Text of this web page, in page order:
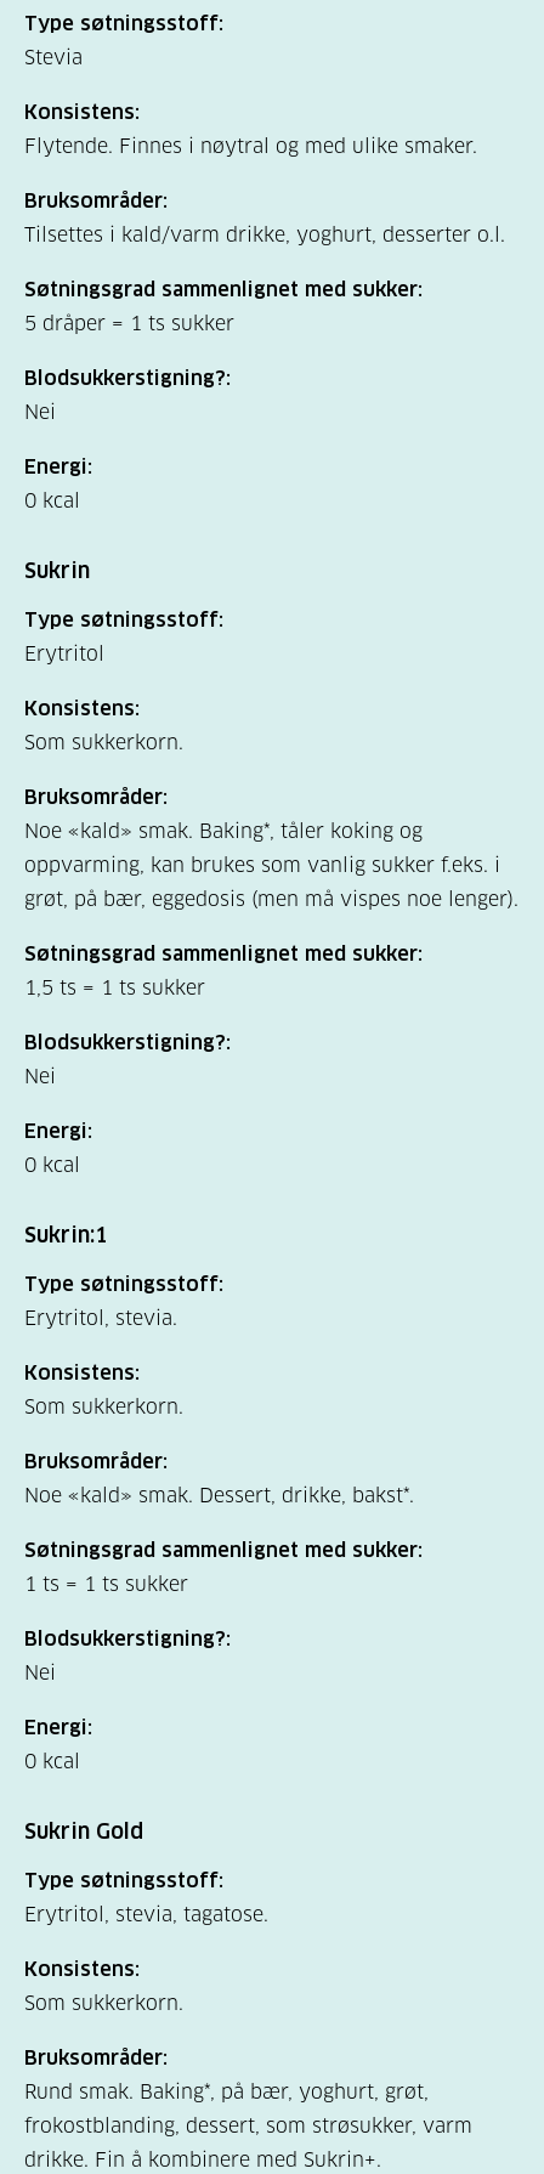
Type søtningsstoff:
Stevia
Konsistens:
Flytende. Finnes i nøytral og med ulike smaker.
Bruksområder:
Tilsettes i kald/varm drikke, yoghurt, desserter o.l.
Søtningsgrad sammenlignet med sukker:
5 dråper = 1 ts sukker
Blodsukkerstigning?:
Nei
Energi:
0 kcal
Sukrin
Type søtningsstoff:
Erytritol
Konsistens:
Som sukkerkorn.
Bruksområder:
Noe «kald» smak. Baking*, tåler koking og
oppvarming, kan brukes som vanlig sukker f.eks. i
grøt, på bær, eggedosis (men må vispes noe lenger).
Søtningsgrad sammenlignet med sukker:
1,5 ts = 1 ts sukker
Blodsukkerstigning?:
Nei
Energi:
0 kcal
Sukrin:1
Type søtningsstoff:
Erytritol, stevia.
Konsistens:
Som sukkerkorn.
Bruksområder:
Noe «kald» smak. Dessert, drikke, bakst*.
Søtningsgrad sammenlignet med sukker:
1 ts = 1 ts sukker
Blodsukkerstigning?:
Nei
Energi:
0 kcal
Sukrin Gold
Type søtningsstoff:
Erytritol, stevia, tagatose.
Konsistens:
Som sukkerkorn.
Bruksområder:
Rund smak. Baking*, på bær, yoghurt, grøt,
frokostblanding, dessert, som strøsukker, varm
drikke. Fin å kombinere med Sukrin+.